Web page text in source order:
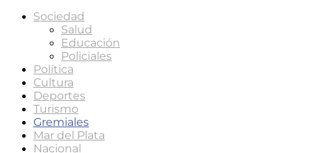
Sociedad
Salud
Educación
Policiales
Política
Cultura
Deportes
Turismo
Gremiales
Mar del Plata
Nacional